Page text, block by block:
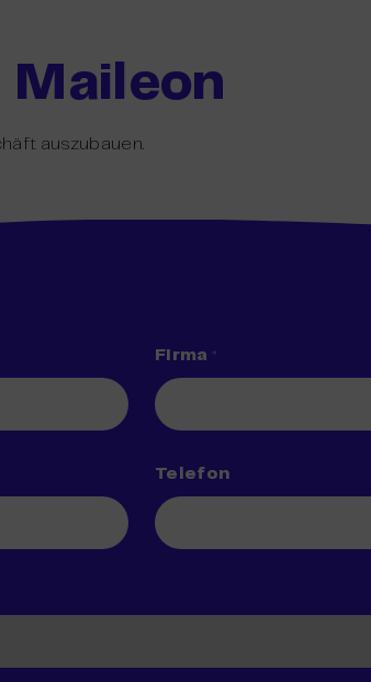
Maileon
auszubauen.
Firma *
Telefon